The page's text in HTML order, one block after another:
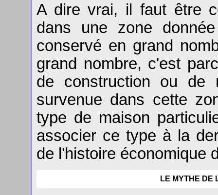
A dire vrai, il faut être
dans une zone
conservé en grand
grand nombre, c'est
de construction ou de
survenue dans cette
type de maison
associer ce type à la
de l'histoire économique
LE MYTHE DE